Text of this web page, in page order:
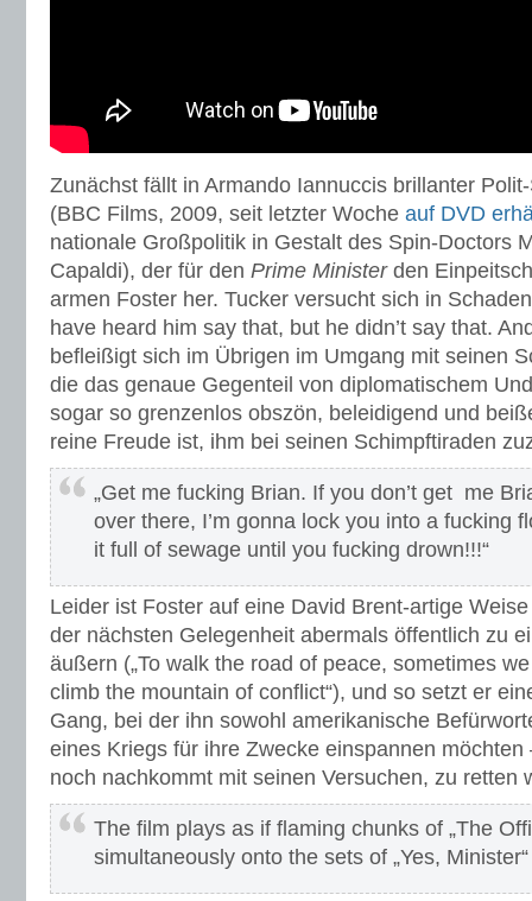
Zunächst fällt in Armando Iannuccis brillanter
(BBC Films, 2009, seit letzter Woche auf DVD
nationale Großpolitik in Gestalt des Spin-Doctors
Capaldi), der für den Prime Ministerden
armen Foster her. Tucker versucht sich in
have heard him say that, but he didn’t say that.
befleißigt sich im Übrigen im Umgang mit seinen
die das genaue Gegenteil von diplomatischem
sogar so grenzenlos obszön, beleidigend und
reine Freude ist, ihm bei seinen Schimpftiraden
„Get me fucking Brian. If you don’t get me
over there, I’m gonna lock you into a fucking
it full of sewage until you fucking drown!!!“
Leider ist Foster auf eine David Brent-artige
der nächsten Gelegenheit abermals öffentlich zu
äußern („To walk the road of peace, sometimes
climb the mountain of conflict“), und so setzt er
Gang, bei der ihn sowohl amerikanische
eines Kriegs für ihre Zwecke einspannen
noch nachkommt mit seinen Versuchen, zu retten
The film plays as if flaming chunks of „The
simultaneously onto the sets of „Yes,